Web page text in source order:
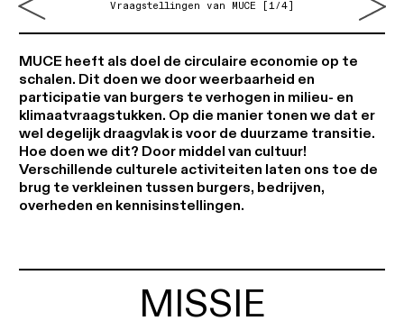
Vraagstellingen van MUCE [2/4]
MUCE heeft als doel de circulaire economie op te
schalen. Dit doen we door weerbaarheid en
participatie van burgers te verhogen in milieu- en
klimaatvraagstukken. Op die manier tonen we dat er
wel degelijk draagvlak is voor de duurzame transitie.
Hoe doen we dit? Door middel van cultuur!
Verschillende culturele activiteiten laten ons toe de
brug te verkleinen tussen burgers, bedrijven,
overheden en kennisinstellingen.
MISSIE